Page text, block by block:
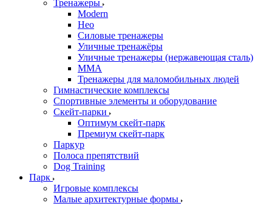
Тренажеры
Modern
Нео
Силовые тренажеры
Уличные тренажёры
Уличные тренажеры (нержавеющая сталь)
ММА
Тренажеры для маломобильных людей
Гимнастические комплексы
Спортивные элементы и оборудование
Скейт-парки
Оптимум скейт-парк
Премиум скейт-парк
Паркур
Полоса препятствий
Dog Training
Парк
Игровые комплексы
Малые архитектурные формы